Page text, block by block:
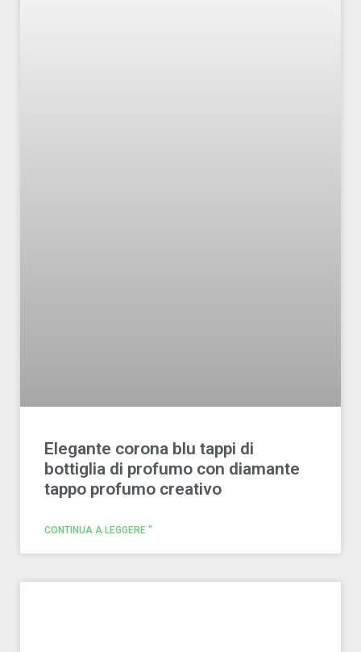
Elegante corona blu tappi di
bottiglia di profumo con diamante
tappo profumo creativo
CONTINUA A LEGGERE "